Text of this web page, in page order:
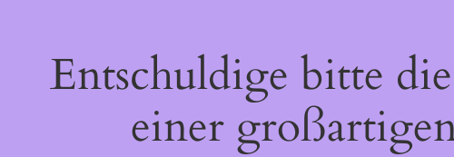
Entschuldige bitte
einer